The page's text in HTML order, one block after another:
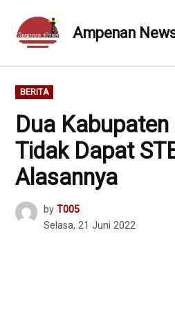
content
Ampenan
POSTED
IN
BERITA
Dua
Tidak Dapat
Alasannya
by T005
Selasa, 21 Juni 2022